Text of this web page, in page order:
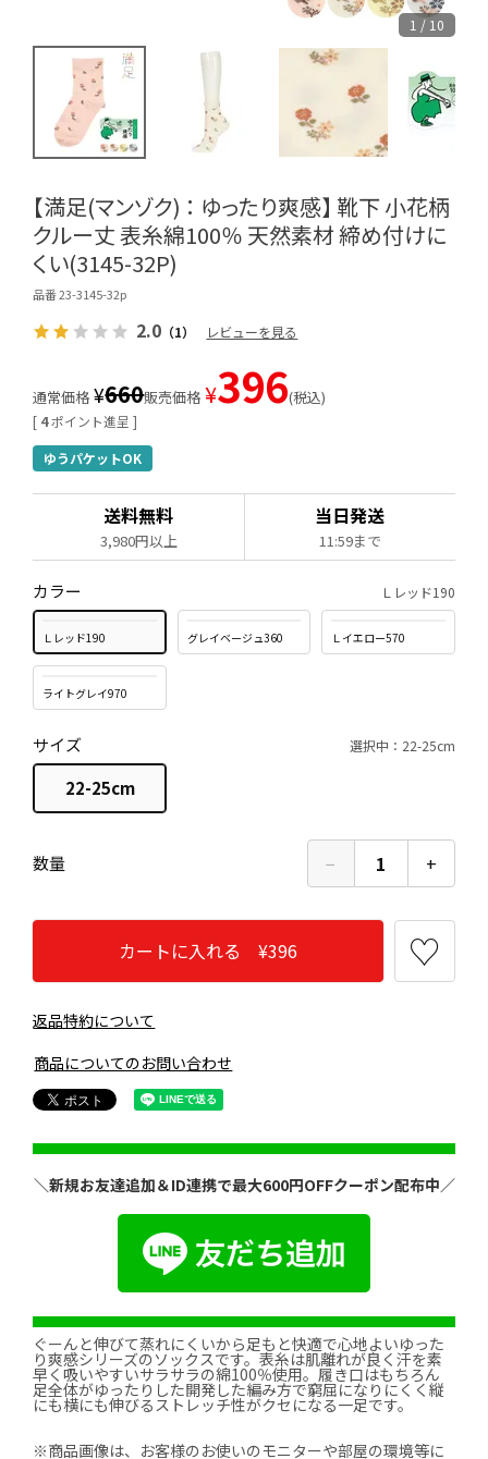
1 / 10
【満足(マンゾク) ： ゆったり爽感】 靴下 小花柄
クルー丈 表糸綿100％ 天然素材 締め付けに
くい(3145-32P)
品番 23-3145-32p
2.0 （1） レビューを見る
[ 4ポイント進呈 ]
通常価格 ¥660販売価格 ¥396 税込
ゆうパケットOK
送料無料
3,980円以上
当日発送
11:59まで
カラー Ｌレッド190
Ｌレッド190 グレイベージュ360 Ｌイエロー570
ライトグレイ970
サイズ 選択中：22-25cm
22-25cm
数量 − 1 +
カートに入れる ¥396
返品特約について
商品についてのお問い合わせ
＼新規お友達追加＆ID連携で最大600円OFFクーポン配布中／
ぐーんと伸びて蒸れにくいから足もと快適で心地よいゆった
り爽感シリーズのソックスです。表糸は肌離れが良く汗を素
早く吸いやすいサラサラの綿100％使用。履き口はもちろん
足全体がゆったりした開発した編み方で窮屈になりにくく縦
にも横にも伸びるストレッチ性がクセになる一足です。
※商品画像は、お客様のお使いのモニターや部屋の環境等に